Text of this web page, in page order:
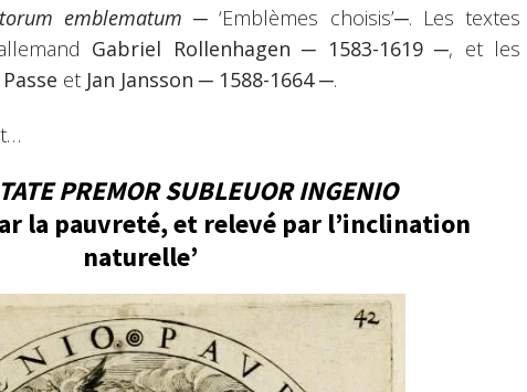
emblematum ─ ‘Emblèmes choisis’─. Les textes
Gabriel Rollenhagen ─ 1583-1619 ─, et les
et Jan Jansson ─ 1588-1664 ─.
PREMOR SUBLEUOR INGENIO
la pauvreté, et relevé par l’inclination
naturelle’